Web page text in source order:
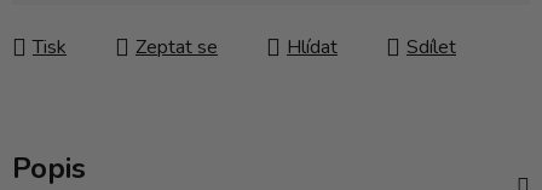
Tisk
Zeptat se Hlídat Sdílet
Popis